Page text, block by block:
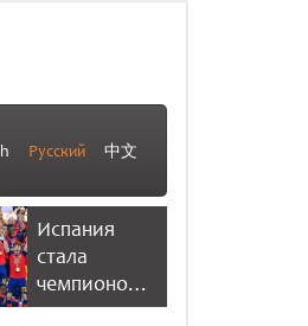
Русский 中文
Испания
стала
чемпионом
мира по